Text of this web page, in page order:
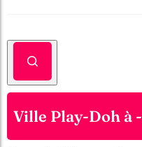
Ville Play-Doh à